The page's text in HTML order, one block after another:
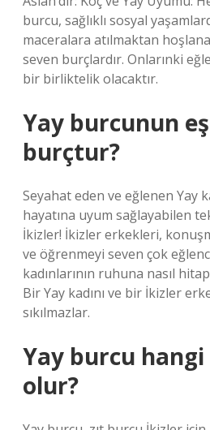
burcu, sağlıklı sosyal
maceralara atılmaktan
seven burçlardır. Onlarınki
bir birliktelik olacaktır.
Yay burcunun
burçtur?
Seyahat eden ve eğlenen Yay
hayatına uyum sağlayabilen
İkizler! İkizler erkekleri,
ve öğrenmeyi seven çok
kadınlarının ruhuna nasıl
Bir Yay kadını ve bir İkizler
sıkılmazlar.
Yay burcu hangi
olur?